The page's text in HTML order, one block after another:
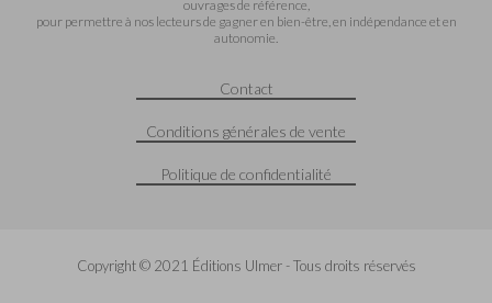
ouvrages de référence,
pour permettre à nos lecteurs de gagner en bien-être, en indépendance et en
autonomie.
Contact
Conditions générales de vente
Politique de confidentialité
Copyright © 2021 Éditions Ulmer - Tous droits réservés